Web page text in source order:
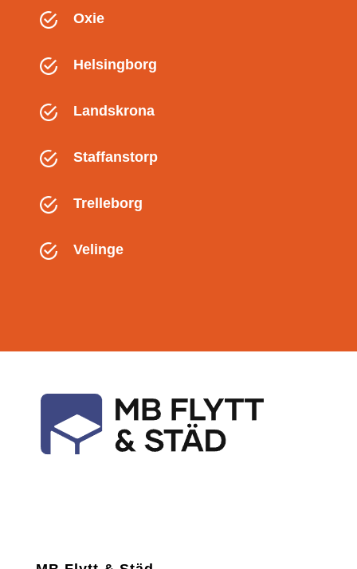
Oxie
Helsingborg
Landskrona
Staffanstorp
Trelleborg
Velinge